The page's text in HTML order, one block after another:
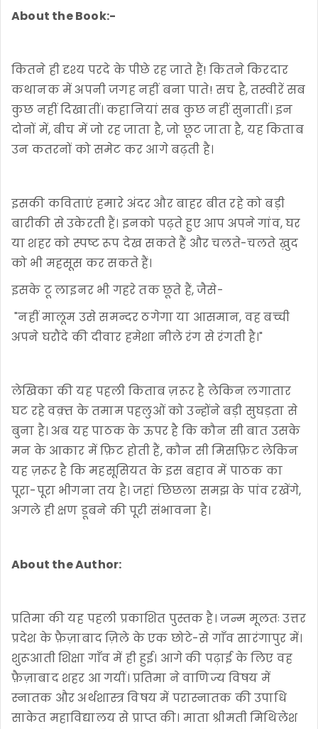
About the Book:-
कितने ही दृश्य परदे के पीछे रह जाते हैं! कितने किरदार
कथानक में अपनी जगह नहीं बना पाते! सच है, तस्वीरें सब
कुछ नहीं दिखातीं। कहानियां सब कुछ नहीं सुनातीं। इन
दोनों में, बीच में जो रह जाता है, जो छूट जाता है, यह किताब
उन कतरनों को समेट कर आगे बढ़ती है।
इसकी कविताएं हमारे अंदर और बाहर बीत रहे को बड़ी
बारीकी से उकेरती हैं। इनको पढ़ते हुए आप अपने गांव, घर
या शहर को स्पष्ट रूप देख सकते हैं और चलते-चलते ख़ुद
को भी महसूस कर सकते हैं।
इसके टू लाइनर भी गहरे तक छूते हैं, जैसे-
"नहीं मालूम उसे समन्दर ठगेगा या आसमान, वह बच्ची
अपने घरौंदे की दीवार हमेशा नीले रंग से रंगती है।"
लेखिका की यह पहली किताब ज़रूर है लेकिन लगातार
घट रहे वक़्त के तमाम पहलुओं को उन्होंने बड़ी सुघड़ता से
बुना है। अब यह पाठक के ऊपर है कि कौन सी बात उसके
मन के आकार में फ़िट होती हैं, कौन सी मिसफ़िट लेकिन
यह ज़रूर है कि महसूसियत के इस बहाव में पाठक का
पूरा-पूरा भीगना तय है। जहां छिछला समझ के पांव रखेंगे,
अगले ही क्षण डूबने की पूरी संभावना है।
About the Author:
प्रतिमा की यह पहली प्रकाशित पुस्तक है। जन्म मूलतः उत्तर
प्रदेश के फ़ैज़ाबाद ज़िले के एक छोटे-से गाँव सारंगापुर में।
शुरूआती शिक्षा गाँव में ही हुई। आगे की पढ़ाई के लिए वह
फ़ैज़ाबाद शहर आ गयीं। प्रतिमा ने वाणिज्य विषय में
स्नातक और अर्थशास्त्र विषय में परास्नातक की उपाधि
साकेत महाविद्यालय से प्राप्त की। माता श्रीमती मिथिलेश